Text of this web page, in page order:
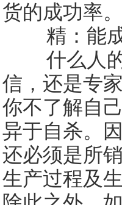
货的成功率
精：能成
什么人的
信，还是专
你不了解自
异于自杀。
还必须是所
生产过程及